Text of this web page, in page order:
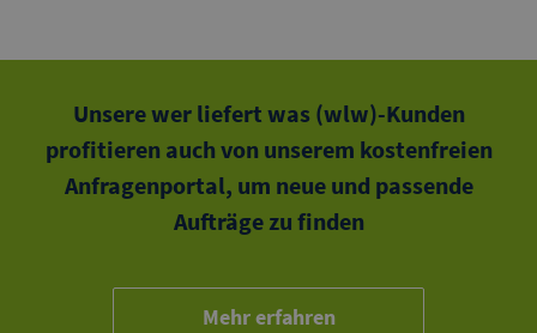
Unsere wer liefert was (wlw)-Kunden
profitieren auch von unserem kostenfreien
Anfragenportal, um neue und passende
Aufträge zu finden
Mehr erfahren